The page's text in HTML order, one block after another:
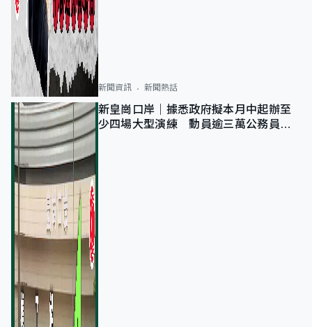
新聞資訊 新聞熱話
新皇崗口岸｜據悉政府擬本月中起辦至
少四場大型演練 動員逾三萬公務員人